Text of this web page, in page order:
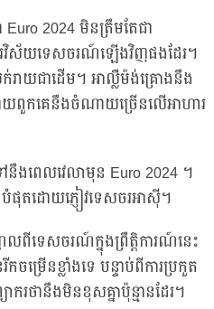
2024 មិនត្រឹមតែជា
ារវិស័យទេសចរណ៍ឡើងវិញផងដែរ។
រាយជាដើម។ អាល្លឺម៉ង់គ្រោងនឹង
យពួកគេនឹងចំណាយច្រើនលើអាហារ
នឹងពេលវេលាមុន Euro 2024 ។
ផុតដោយភ្ញៀវទេសចរអាស៊ី។
ពីទេសចរណ៍ក្នុងព្រឹត្តិការណ៍នេះ
ម្រើនខ្លាំងទេ បន្ទាប់ពីការប្រកួត
រថានឹងមិនខុសគ្នាប៉ុន្មានដែរ។